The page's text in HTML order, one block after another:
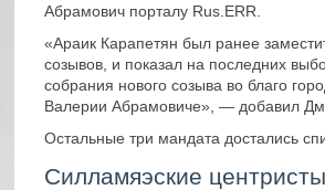
Абрамович порталу Rus.ERR.
«Араик Карапетян был ранее
созывов, и показал на последних
собрания нового созыва во благо
Валерии Абрамовиче», — добавил
Остальные три мандата достались
Силламяэские